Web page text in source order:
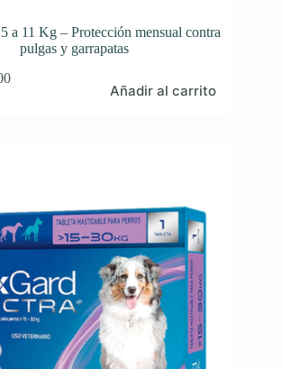
a 11 Kg – Protección mensual contra
pulgas y garrapatas
Añadir al carrito